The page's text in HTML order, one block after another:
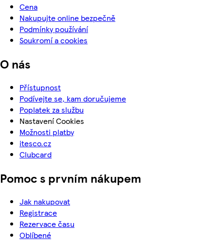
Cena
Nakupujte online bezpečně
Podmínky používání
Soukromí a cookies
O nás
Přístupnost
Podívejte se, kam doručujeme
Poplatek za službu
Nastavení Cookies
Možnosti platby
itesco.cz
Clubcard
Pomoc s prvním nákupem
Jak nakupovat
Registrace
Rezervace času
Oblíbené